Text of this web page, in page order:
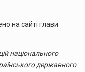
на сайті глави
національного
державного